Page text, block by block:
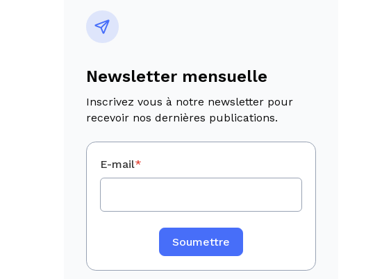
Newsletter mensuelle
Inscrivez vous à notre newsletter pour
recevoir nos dernières publications.
E-mail*